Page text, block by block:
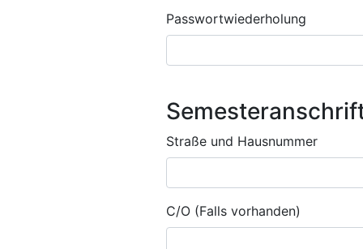
Passwortwiederholung
Straße und Hausnummer
C/O (Falls vorhanden)